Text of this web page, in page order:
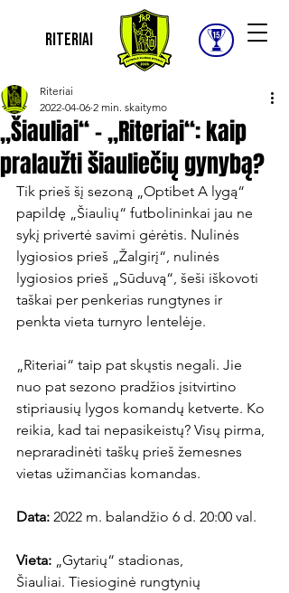
Riteriai
„Šiauliai“ – „Riteriai“: kaip
pralaužti šiauliečių gynybą?
Riteriai
2022-04-06 2 min. skaitymo
Tik prieš šį sezoną „Optibet A lygą“
papildę „Šiaulių“ futbolininkai jau ne
sykį privertė savimi gėrėtis. Nulinės
lygiosios prieš „Žalgirį“, nulinės
lygiosios prieš „Sūduvą“, šeši iškovoti
taškai per penkerias rungtynes ir
penkta vieta turnyro lentelėje.
„Riteriai“ taip pat skųstis negali. Jie
nuo pat sezono pradžios įsitvirtino
stipriausių lygos komandų ketverte. Ko
reikia, kad tai nepasikeistų? Visų pirma,
nepraradinėti taškų prieš žemesnes
vietas užimančias komandas.
Data: 2022 m. balandžio 6 d. 20:00 val.
Vieta: „Gytarių“ stadionas,
Šiauliai. Tiesioginė rungtynių